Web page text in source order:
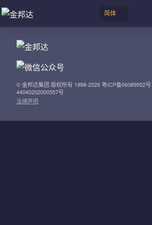
© 金邦达集团 版权所有 1998-2026 粤ICP备06089952
44040202000557号
法律声明